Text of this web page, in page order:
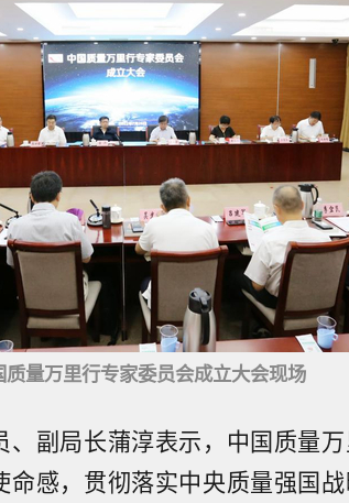
质量万里行专家委员会成立大会现场
副局长蒲淳表示，中国质量
命感，贯彻落实中央质量强国